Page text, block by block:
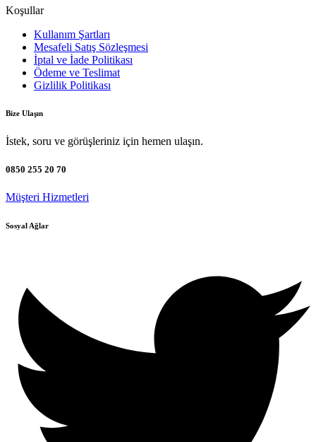
Koşullar
Kullanım Şartları
Mesafeli Satış Sözleşmesi
İptal ve İade Politikası
Ödeme ve Teslimat
Gizlilik Politikası
Bize Ulaşın
İstek, soru ve görüşleriniz için hemen ulaşın.
0850 255 20 70
Müşteri Hizmetleri
Sosyal Ağlar